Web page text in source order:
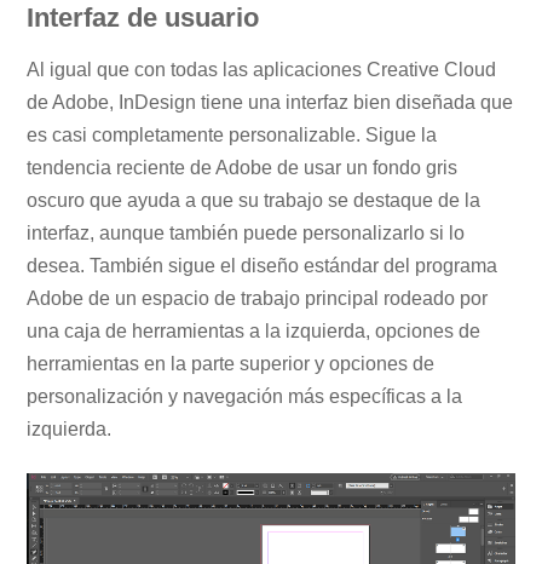
Interfaz de usuario
Al igual que con todas las aplicaciones Creative Cloud
de Adobe, InDesign tiene una interfaz bien diseñada que
es casi completamente personalizable. Sigue la
tendencia reciente de Adobe de usar un fondo gris
oscuro que ayuda a que su trabajo se destaque de la
interfaz, aunque también puede personalizarlo si lo
desea. También sigue el diseño estándar del programa
Adobe de un espacio de trabajo principal rodeado por
una caja de herramientas a la izquierda, opciones de
herramientas en la parte superior y opciones de
personalización y navegación más específicas a la
izquierda.